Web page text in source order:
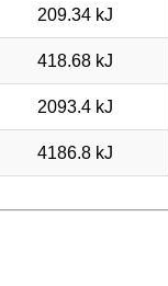
209.34 kJ
418.68 kJ
2093.4 kJ
4186.8 kJ